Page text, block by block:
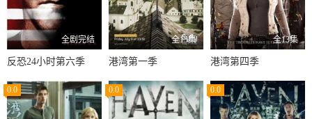
全剧完结
反恐24小时第六季
全13集
港湾第一季
全13集
港湾第四季
0.0 0.0 0.0